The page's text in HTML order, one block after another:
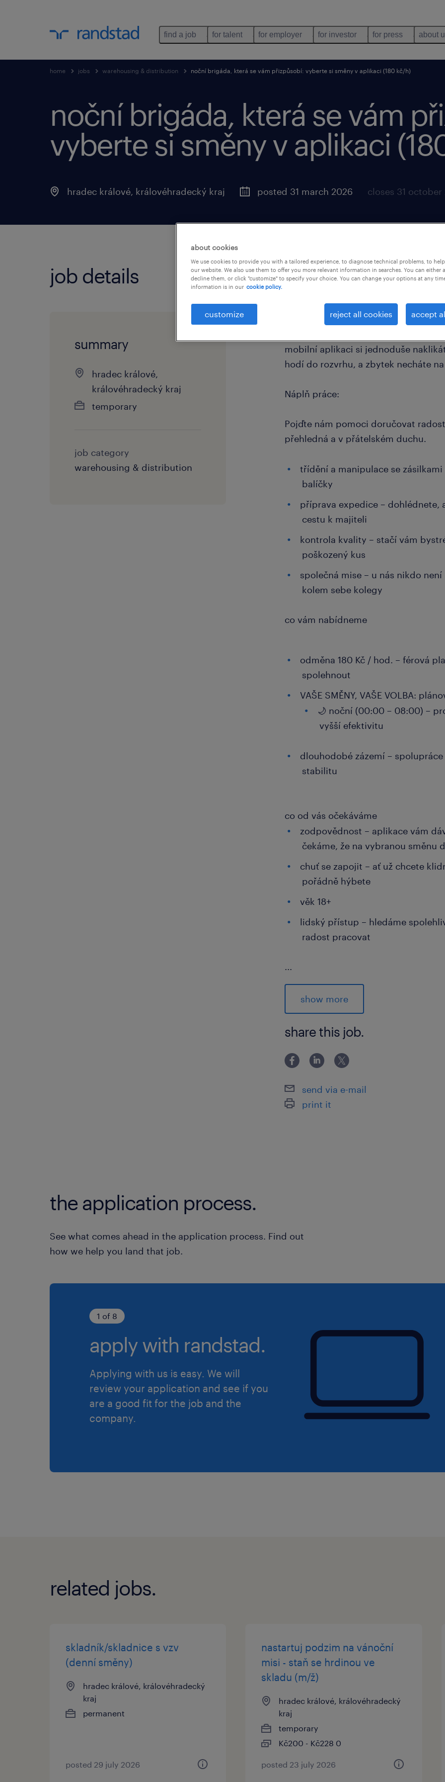
find a job for talent for employer for investor for press about
home jobs warehousing & distribution noční brigáda, která se vám přizpůsobí: vyberte si směny v aplikaci (180 kč/h)
noční brigáda, která se vám
vyberte si směny v aplikaci
hradec králové, královéhradecký kraj posted 31 march 2026 closes 31 october
job details
summary
hradec králové,
královéhradecký kraj
temporary
job category
warehousing & distribution
Hledáte přivýdělek, kde nebudete
V našem skladu v Hradci Králové si
mobilní aplikaci si jednoduše
hodí do rozvrhu, a zbytek necháte na
Náplň práce:
Pojďte nám pomoci doručovat
přehledná a v přátelském duchu.
třídění a manipulace se
balíčky
příprava expedice – dohlédnete,
cestu k majiteli
kontrola kvality – stačí vám
poškozený kus
společná mise – u nás nikdo
kolem sebe kolegy
co vám nabídneme
odměna 180 Kč / hod. – férová
spolehnout
VAŠE SMĚNY, VAŠE VOLBA:
🌙 noční (00:00 – 08:00) –
vyšší efektivitu
dlouhodobé zázemí – spolupráce
stabilitu
co od vás očekáváme
zodpovědnost – aplikace vám
čekáme, že na vybranou směnu
chuť se zapojit – ať už chcete
pořádně hýbete
věk 18+
lidský přístup – hledáme
radost pracovat
...
jak se přihlásit
Pokud Vás tato nabídka práce
inzerát. Jakmile dostaneme Vaši
kontaktovat a informovat o dalším
Máte doplňující otázky? Neváhejte
Přejeme Vám hodně úspěchů ve
na další spolupráci.
show more
share this job.
send via e-mail
print it
the application process.
See what comes ahead in the application process. Find out
how we help you land that job.
1 of 8
apply with randstad.
Applying with us is easy. We will
review your application and see if you
are a good fit for the job and the
company.
related jobs.
skladník/skladnice s vzv
(denní směny)
hradec králové, královéhradecký
kraj
permanent
posted 29 july 2026
nastartuj podzim na vánoční
misi - staň se hrdinou ve
skladu (m/ž)
hradec králové, královéhradecký
kraj
temporary
Kč200 - Kč228 0
posted 23 july 2026
about cookies
We use cookies to provide you with a tailored experience, to diagnose technical problems, to
our website. We also use them to offer you more relevant information in searches. You can either
decline them, or click "customize" to specify your choice. You can change your options at any
information is in our cookie policy.
customize reject all cookies accept